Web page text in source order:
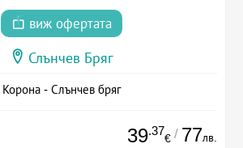
виж офертата
Слънчев Бряг
Корона - Слънчев бряг
39.37
€ / 77лв.